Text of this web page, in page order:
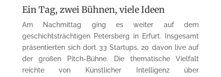
Ein Tag, zwei Bühnen, viele Ideen
Am Nachmittag ging es weiter auf dem
geschichtsträchtigen Petersberg in Erfurt. Insgesamt
präsentierten sich dort 33 Startups, 20 davon live auf
der großen Pitch-Bühne. Die thematische Vielfalt
reichte von Künstlicher Intelligenz über